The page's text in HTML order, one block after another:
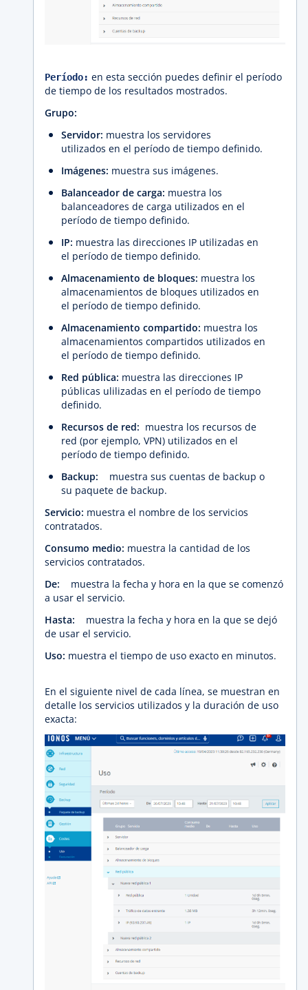
Período: en esta sección puedes definir el período
de tiempo de los resultados mostrados.
Grupo:
Servidor: muestra los servidores
utilizados en el período de tiempo definido.
Imágenes: muestra sus imágenes.
Balanceador de carga: muestra los
balanceadores de carga utilizados en el
período de tiempo definido.
IP: muestra las direcciones IP utilizadas en
el período de tiempo definido.
Almacenamiento de bloques: muestra los
almacenamientos de bloques utilizados en
el período de tiempo definido.
Almacenamiento compartido: muestra los
almacenamientos compartidos utilizados en
el período de tiempo definido.
Red pública: muestra las direcciones IP
públicas ulilizadas en el período de tiempo
definido.
Recursos de red: muestra los recursos de
red (por ejemplo, VPN) utilizados en el
período de tiempo definido.
Backup:
muestra sus cuentas de backup o
su paquete de backup.
Servicio: muestra el nombre de los servicios
contratados.
Consumo medio: muestra la cantidad de los
servicios contratados.
De:
muestra la fecha y hora en la que se comenzó
a usar el servicio.
Hasta:
muestra la fecha y hora en la que se dejó
de usar el servicio.
Uso: muestra el tiempo de uso exacto en minutos.
En el siguiente nivel de cada línea, se muestran en
detalle los servicios utilizados y la duración de uso
exacta: